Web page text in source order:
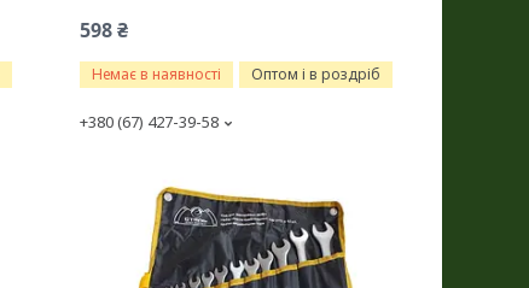
598 ₴
Немає в наявності Оптом і в роздріб
+380 (67) 427-39-58